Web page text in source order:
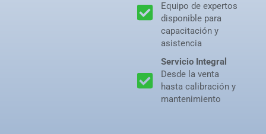
Equipo de expertos
disponible para
capacitación y
asistencia
Servicio Integral
Desde la venta
hasta calibración y
mantenimiento